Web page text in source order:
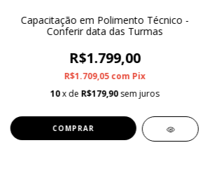
Capacitação em Polimento Técnico -
Conferir data das Turmas
R$1.799,00
R$1.709,05com Pix
10x de R$179,90 sem juros
COMPRAR